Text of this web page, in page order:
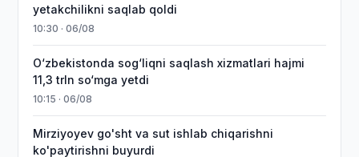
yetakchilikni saqlab qoldi
10:30 · 06/08
O‘zbekistonda sog‘liqni saqlash xizmatlari hajmi
11,3 trln so‘mga yetdi
10:15 · 06/08
Mirziyoyev go'sht va sut ishlab chiqarishni
ko'paytirishni buyurdi